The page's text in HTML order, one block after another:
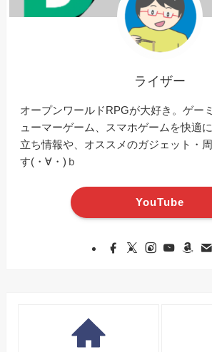
ライザー
オープンワールドRPGが大好き。ゲー
ューマーゲーム、スマホゲームを快適
立ち情報や、オススメのガジェット・
す(・∀・)ｂ
YouTube